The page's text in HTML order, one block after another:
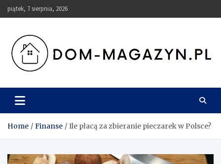
Skip
to
piątek, 7 sierpnia, 2026
Dom-Magazyn.pl
Home Finanse Ile płacą za zbieranie pieczarek w Polsce?